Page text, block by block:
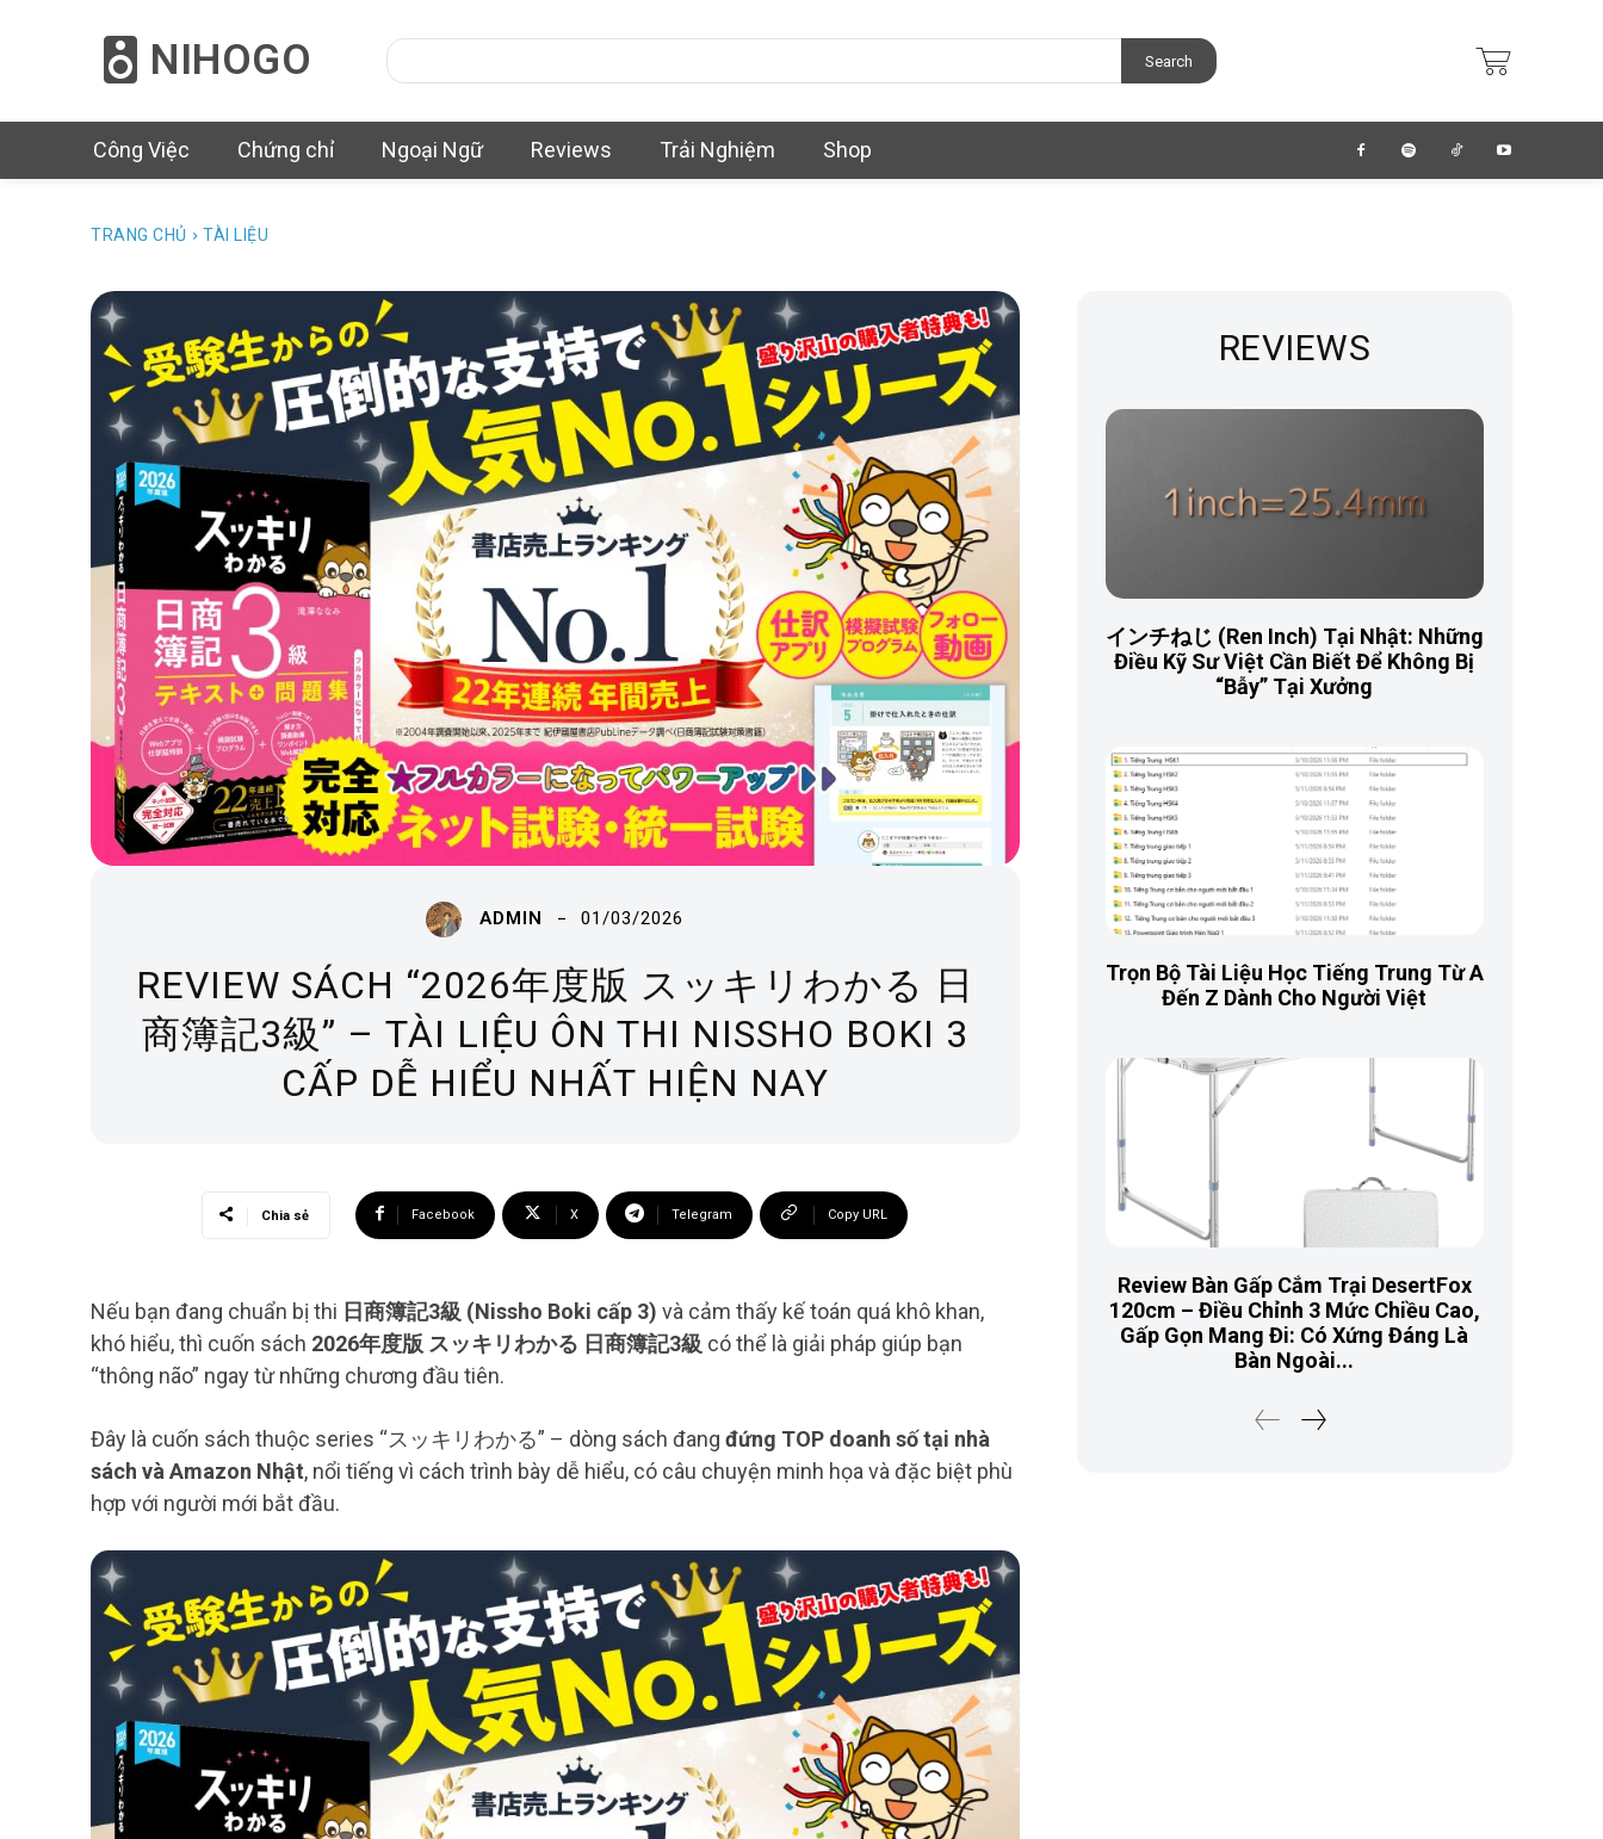
NIHOGO Search
Công Việc Chứng chỉ Ngoại Ngữ Reviews Trải Nghiệm Shop
TRANG CHỦ TÀI LIỆU
ADMIN 01/03/2026
REVIEW SÁCH “2026年度版 スッキリわかる 日
商簿記3級” – TÀI LIỆU ÔN THI NISSHO BOKI 3
CẤP DỄ HIỂU NHẤT HIỆN NAY
Chia sẻ Facebook X Telegram Copy URL
Nếu bạn đang chuẩn bị thi 日商簿記3級 (Nissho Boki cấp 3) và cảm thấy kế toán quá khô khan,
khó hiểu, thì cuốn sách 2026年度版 スッキリわかる 日商簿記3級 có thể là giải pháp giúp bạn
“thông não” ngay từ những chương đầu tiên.
Đây là cuốn sách thuộc series “スッキリわかる” – dòng sách đang đứng TOP doanh số tại nhà
sách và Amazon Nhật, nổi tiếng vì cách trình bày dễ hiểu, có câu chuyện minh họa và đặc biệt phù
hợp với người mới bắt đầu.
REVIEWS
インチねじ (Ren Inch) Tại Nhật: Những
Điều Kỹ Sư Việt Cần Biết Để Không Bị
“Bẫy” Tại Xưởng
Trọn Bộ Tài Liệu Học Tiếng Trung Từ A
Đến Z Dành Cho Người Việt
Review Bàn Gấp Cắm Trại DesertFox
120cm – Điều Chỉnh 3 Mức Chiều Cao,
Gấp Gọn Mang Đi: Có Xứng Đáng Là
Bàn Ngoài...